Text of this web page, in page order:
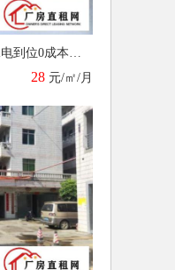
靓长安锦厦现成带装修水电到位0成本入驻独院厂房分租 16
28元/㎡/月
长安镇新空出标准一楼320平方水电齐全无转让费（可办环评） 16